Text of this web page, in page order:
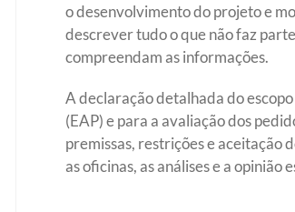
o desenvolvimento do projeto e
descrever tudo o que não faz
compreendam as informações.
A declaração detalhada do
(EAP) e para a avaliação dos
premissas, restrições e aceitação
as oficinas, as análises e a opinião